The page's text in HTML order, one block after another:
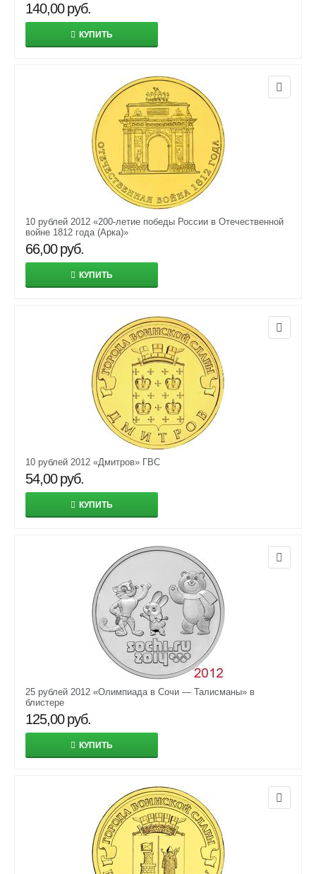
140,00 руб.
КУПИТЬ
10 рублей 2012 «200-летие победы России в Отечественной
войне 1812 года (Арка)»
66,00 руб.
КУПИТЬ
10 рублей 2012 «Дмитров» ГВС
54,00 руб.
КУПИТЬ
25 рублей 2012 «Олимпиада в Сочи — Талисманы» в
блистере
125,00 руб.
КУПИТЬ